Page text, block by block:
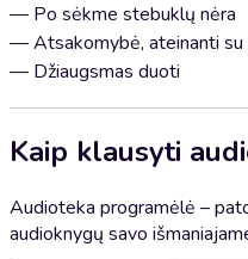
— Po sėkme stebuklų nėra
— Atsakomybė, ateinanti su
— Džiaugsmas duoti
Kaip klausyti
Audioteka programėlė –
audioknygų savo